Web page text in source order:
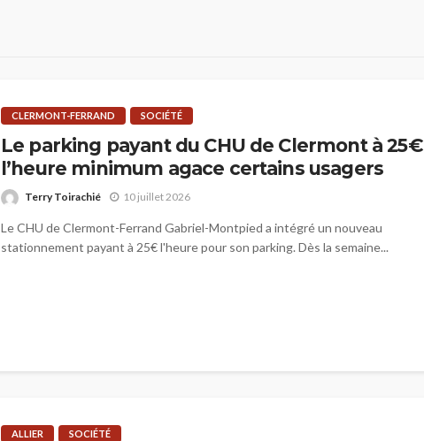
CLERMONT-FERRAND SOCIÉTÉ
Le parking payant du CHU de Clermont à 25€
l’heure minimum agace certains usagers
Terry Toirachié 10 juillet 2026
Le CHU de Clermont-Ferrand Gabriel-Montpied a intégré un nouveau
stationnement payant à 25€ l'heure pour son parking. Dès la semaine...
ALLIER SOCIÉTÉ